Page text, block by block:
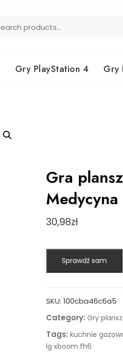
Gry PlayStation 4 Gry
Gra
Medycyna
30,98zł
Sprawdź sam
SKU: 100cba46c6a5
Category: Gry
Tags: kuchnie
lg xboom fh6